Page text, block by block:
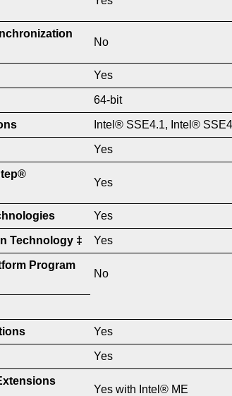
No
Yes
64-bit
Intel® SSE4.1, Intel®
Yes
Yes
Yes
Technology ‡ Yes
Program
No
Yes
Yes
Yes with Intel® ME